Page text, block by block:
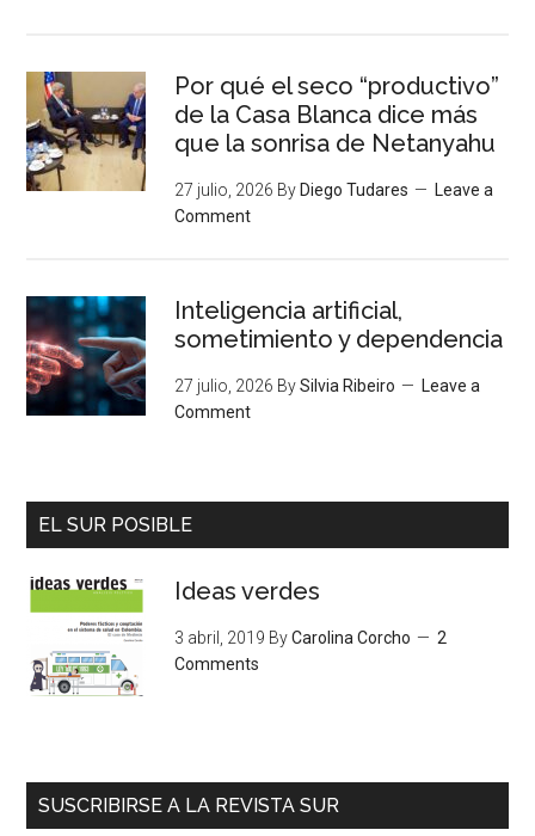
Por qué el seco “productivo”
de la Casa Blanca dice más
que la sonrisa de Netanyahu
27 julio, 2026 By Diego Tudares
Leave a
Comment
Inteligencia artificial,
sometimiento y dependencia
27 julio, 2026 BySilvia Ribeiro
Leave a
Comment
EL SUR POSIBLE
Ideas verdes
3 abril, 2019 ByCarolina Corcho
2
Comments
SUSCRIBIRSE A LA REVISTA SUR